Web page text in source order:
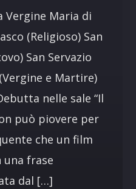
Vergine Maria di
(Religioso) San
San Servazio
e Martire)
nelle sale “Il
può piovere per
che un film
frase
dal […]